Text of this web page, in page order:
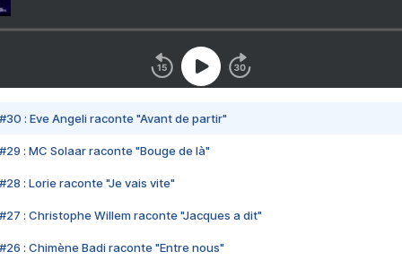
#30 : Eve Angeli raconte "Avant de partir"
#29 : MC Solaar raconte "Bouge de là"
#28 : Lorie raconte "Je vais vite"
#27 : Christophe Willem raconte "Jacques a dit"
#26 : Chimène Badi raconte "Entre nous"